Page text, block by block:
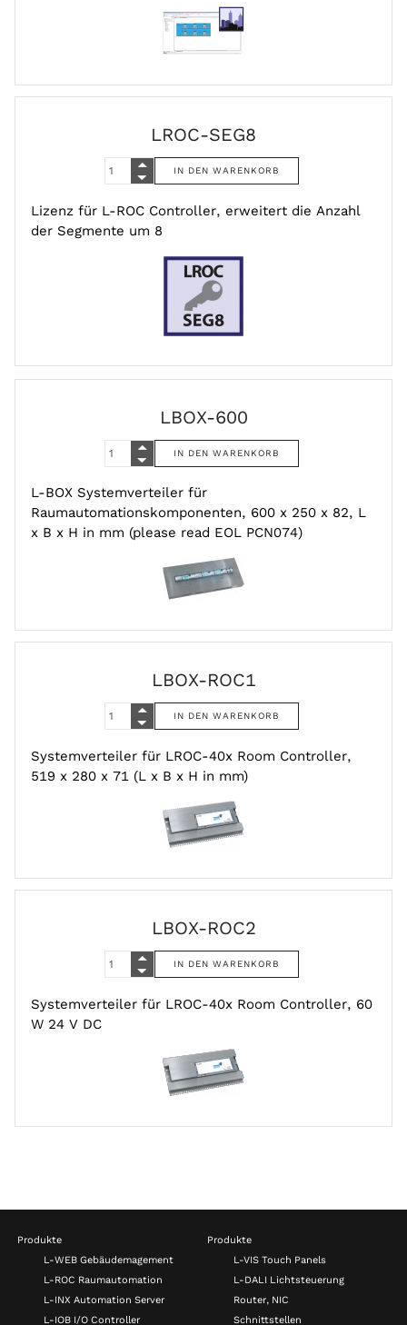
LROC-SEG8
Lizenz für L-ROC Controller, erweitert die Anzahl
der Segmente um 8
LBOX-600
L-BOX Systemverteiler für
Raumautomationskomponenten, 600 x 250 x 82, L
x B x H in mm (please read EOL PCN074)
LBOX-ROC1
Systemverteiler für LROC-40x Room Controller,
519 x 280 x 71 (L x B x H in mm)
LBOX-ROC2
Systemverteiler für LROC-40x Room Controller, 60
W 24 V DC
Produkte
L-WEB Gebäudemagement
L-ROC Raumautomation
L-INX Automation Server
L-IOB I/O Controller
Produkte
L-VIS Touch Panels
L-DALI Lichtsteuerung
Router, NIC
Schnittstellen